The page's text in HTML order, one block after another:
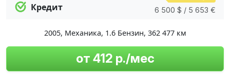
Кредит
6 500 $ / 5 653 €
2005, Механика, 1.6 Бензин, 362 477 км
от 412 р./мес